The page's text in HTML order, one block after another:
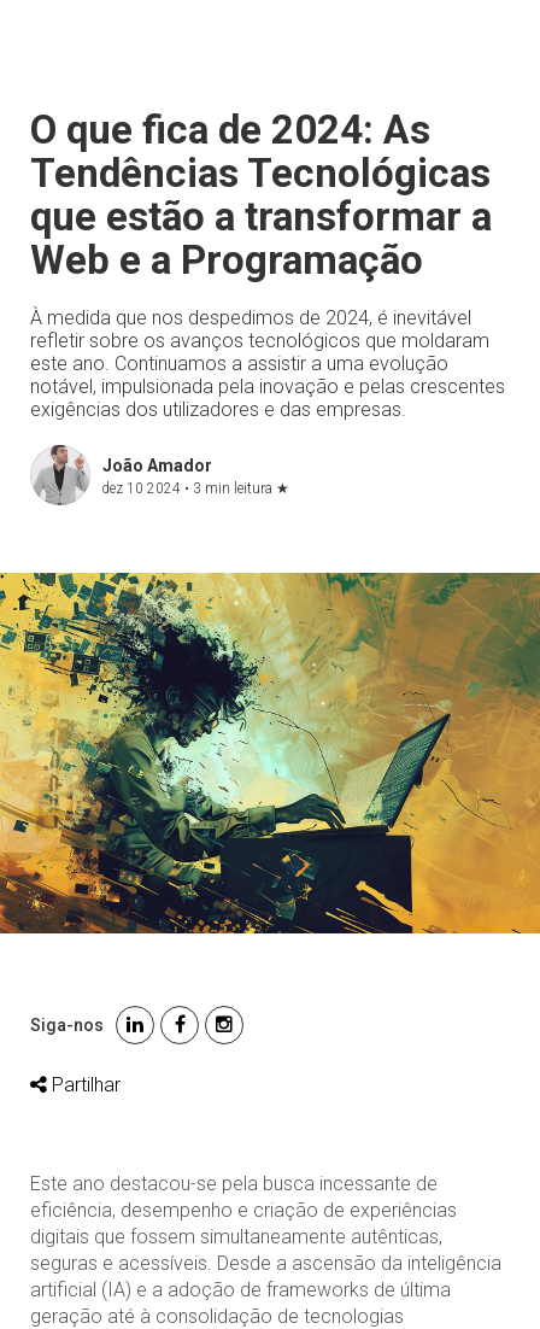
O que fica de 2024: As
Tendências Tecnológicas
que estão a transformar a
Web e a Programação
À medida que nos despedimos de 2024, é inevitável
refletir sobre os avanços tecnológicos que moldaram
este ano. Continuamos a assistir a uma evolução
notável, impulsionada pela inovação e pelas crescentes
exigências dos utilizadores e das empresas.
João Amador
dez 10 2024 • 3 min leitura ★
Siga-nos
Partilhar
Este ano destacou-se pela busca incessante de
eficiência, desempenho e criação de experiências
digitais que fossem simultaneamente autênticas,
seguras e acessíveis. Desde a ascensão da inteligência
artificial (IA) e a adoção de frameworks de última
geração até à consolidação de tecnologias